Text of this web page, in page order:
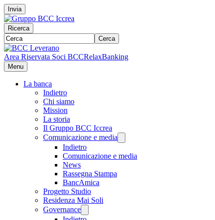
Invia
Ricerca
Cerca
Area Riservata Soci BCCRelaxBanking
Menu
La banca
Indietro
Chi siamo
Mission
La storia
Il Gruppo BCC Iccrea
Comunicazione e media
Indietro
Comunicazione e media
News
Rassegna Stampa
BancAmica
Progetto Studio
Residenza Mai Soli
Governance